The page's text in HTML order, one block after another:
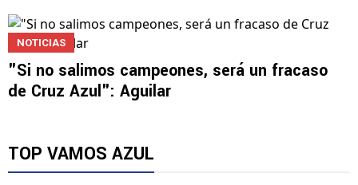
NOTICIAS
"Si no salimos campeones, será un fracaso
de Cruz Azul": Aguilar
TOP VAMOS AZUL